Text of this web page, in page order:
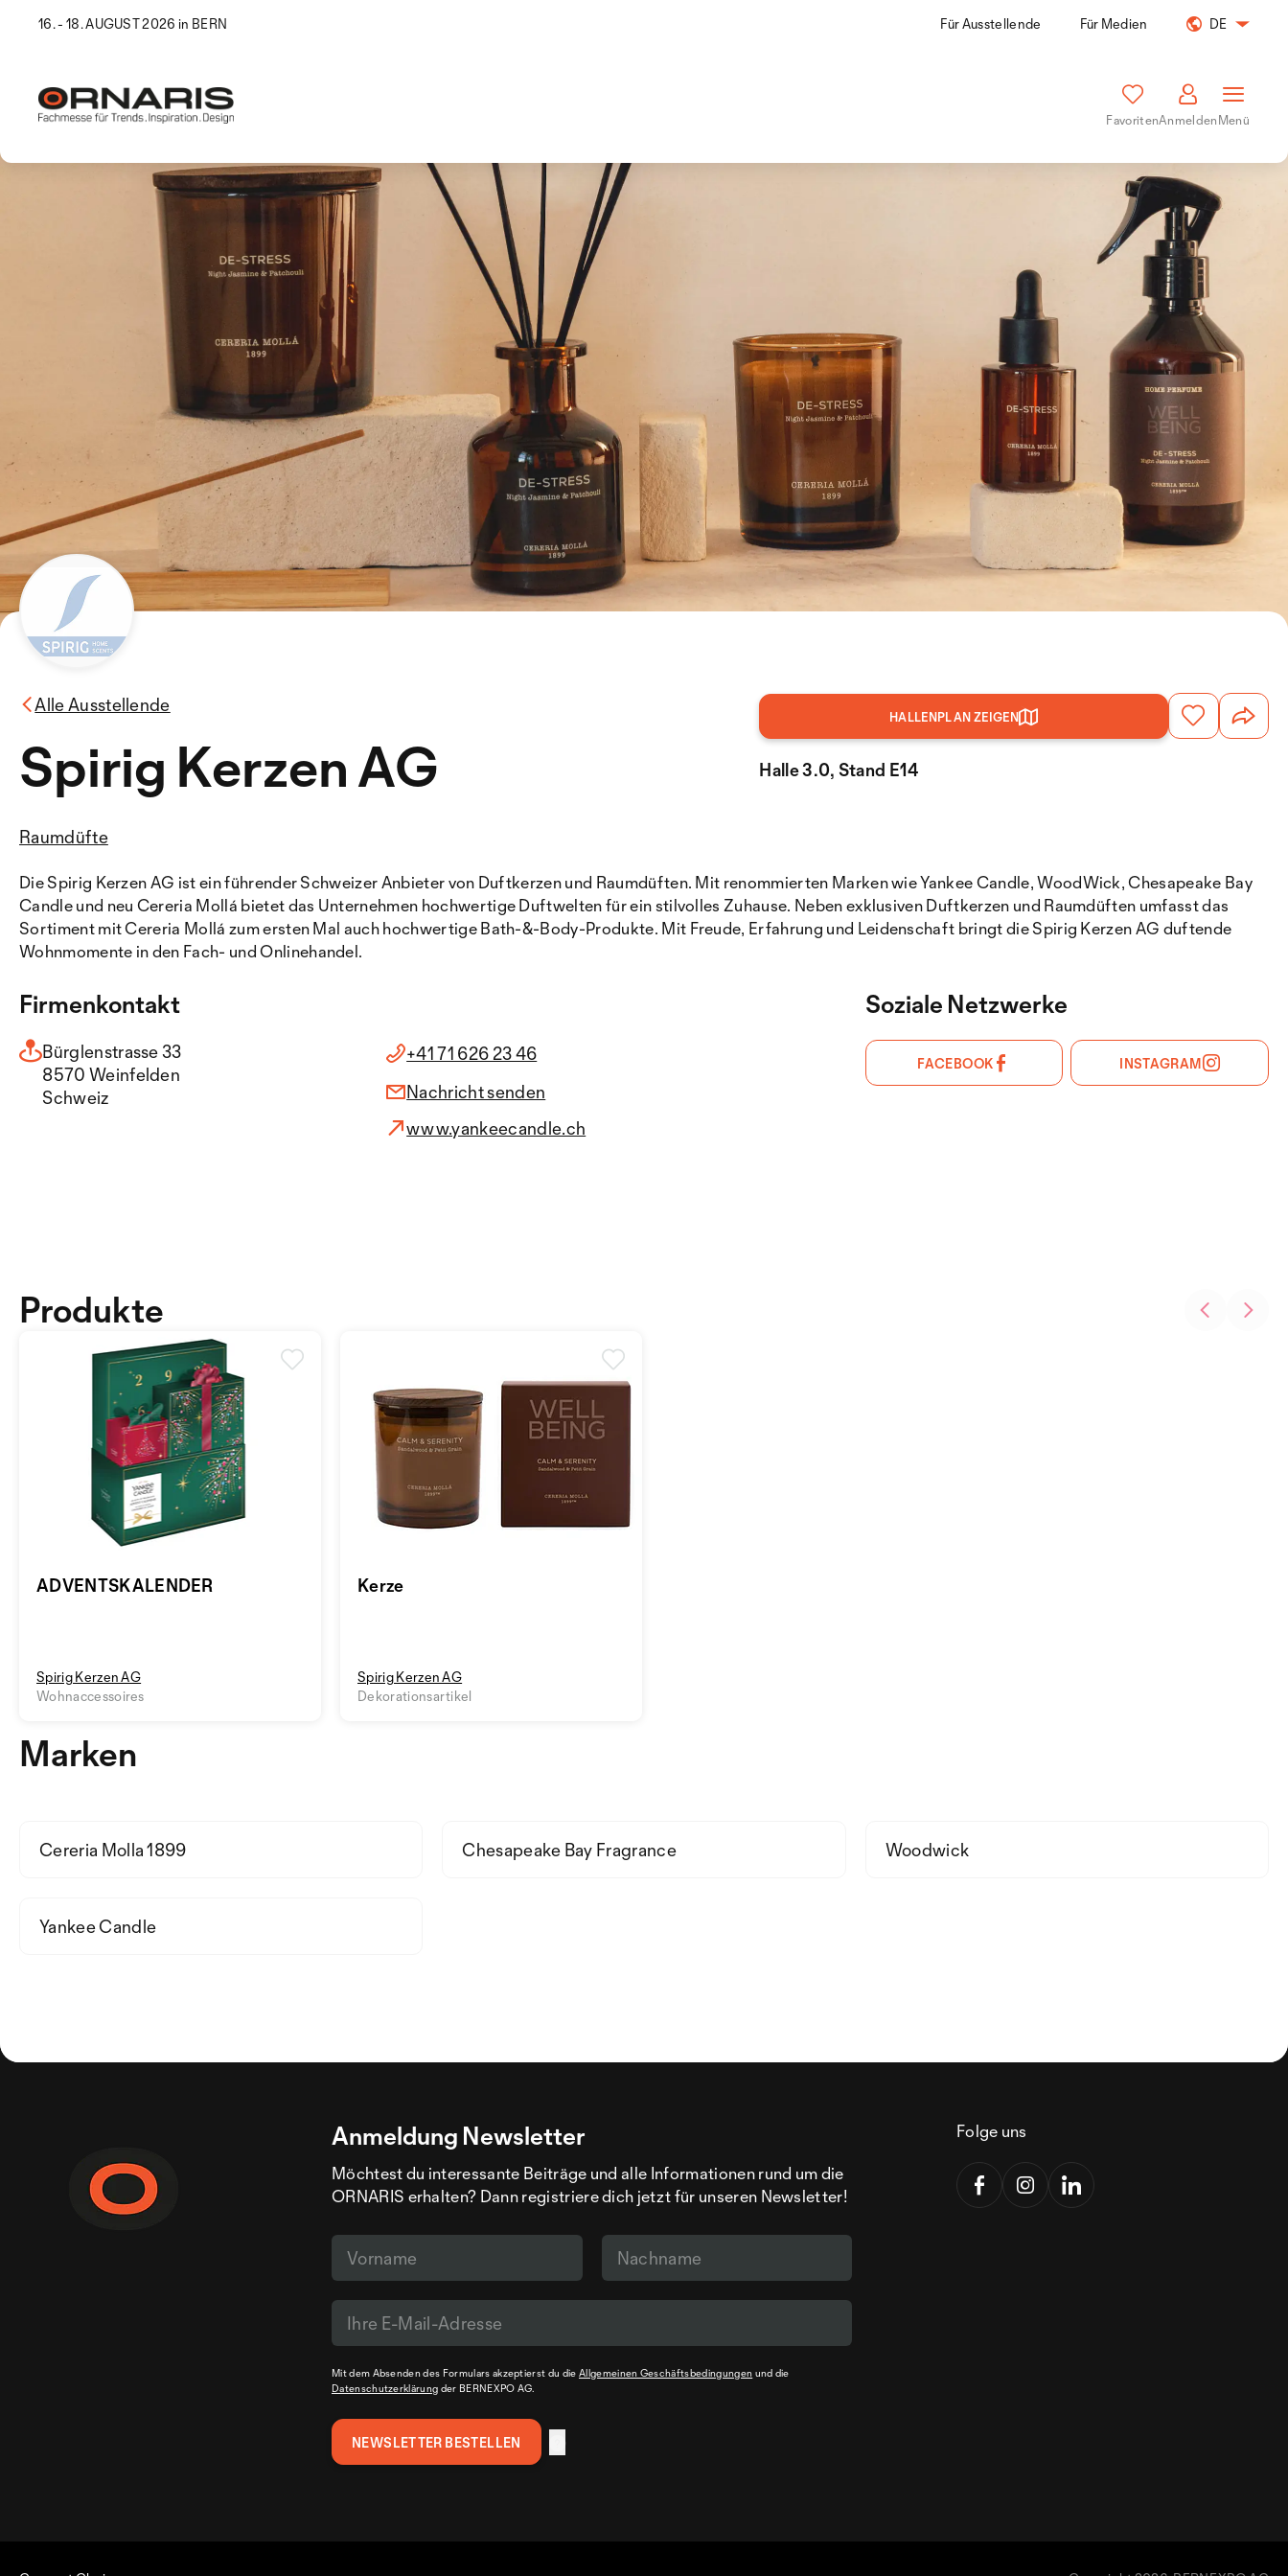
16. - 18. AUGUST 2026 in BERN Für Ausstellende Für Medien DE
FavoritenAnmeldenMenü
Alle Ausstellende
Spirig Kerzen AG
Raumdüfte
HALLENPLAN ZEIGEN
Halle 3.0, Stand E14
Die Spirig Kerzen AG ist ein führender Schweizer Anbieter von Duftkerzen und Raumdüften. Mit renommierten Marken wie Yankee Candle, WoodWick, Chesapeake Bay
Candle und neu Cereria Mollá bietet das Unternehmen hochwertige Duftwelten für ein stilvolles Zuhause. Neben exklusiven Duftkerzen und Raumdüften umfasst das
Sortiment mit Cereria Mollá zum ersten Mal auch hochwertige Bath-&-Body-Produkte. Mit Freude, Erfahrung und Leidenschaft bringt die Spirig Kerzen AG duftende
Wohnmomente in den Fach- und Onlinehandel.
Firmenkontakt
Bürglenstrasse 33
8570 Weinfelden
Schweiz
+41 71 626 23 46
Nachricht senden
www.yankeecandle.ch
Soziale Netzwerke
FACEBOOK INSTAGRAM
ADVENTSKALENDER
Spirig Kerzen AG
Wohnaccessoires
Kerze
Spirig Kerzen AG
Dekorationsartikel
Produkte
Marken
Cereria Molla 1899 Chesapeake Bay Fragrance Woodwick
Yankee Candle
Anmeldung Newsletter
Möchtest du interessante Beiträge und alle Informationen rund um die
ORNARIS erhalten? Dann registriere dich jetzt für unseren Newsletter!
Mit dem Absenden des Formulars akzeptierst du die Allgemeinen Geschäftsbedingungen und die
Datenschutzerklärung der BERNEXPO AG.
Folge uns